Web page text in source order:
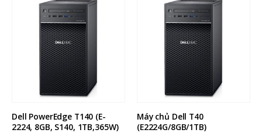
Dell PowerEdge T140 (E-
2224, 8GB, S140, 1TB,365W)
Máy chủ Dell T40
(E2224G/8GB/1TB)